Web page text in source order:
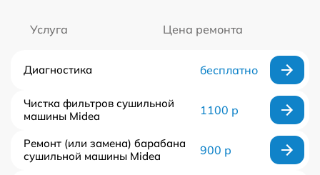
Услуга Цена ремонта
Диагностика бесплатно
Чистка фильтров сушильной
машины Midea
1100 р
Ремонт (или замена) барабана
сушильной машины Midea
900 р